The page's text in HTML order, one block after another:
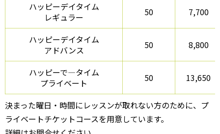
ハッピーデイタイム
レギュラー
50 7,700
ハッピーデイタイム
アドバンス
50 8,800
ハッピーで―タイム
プライベート
50 13,650
決まった曜日・時間にレッスンが取れない方のために、プ
ライベートチケットコースを用意しています。